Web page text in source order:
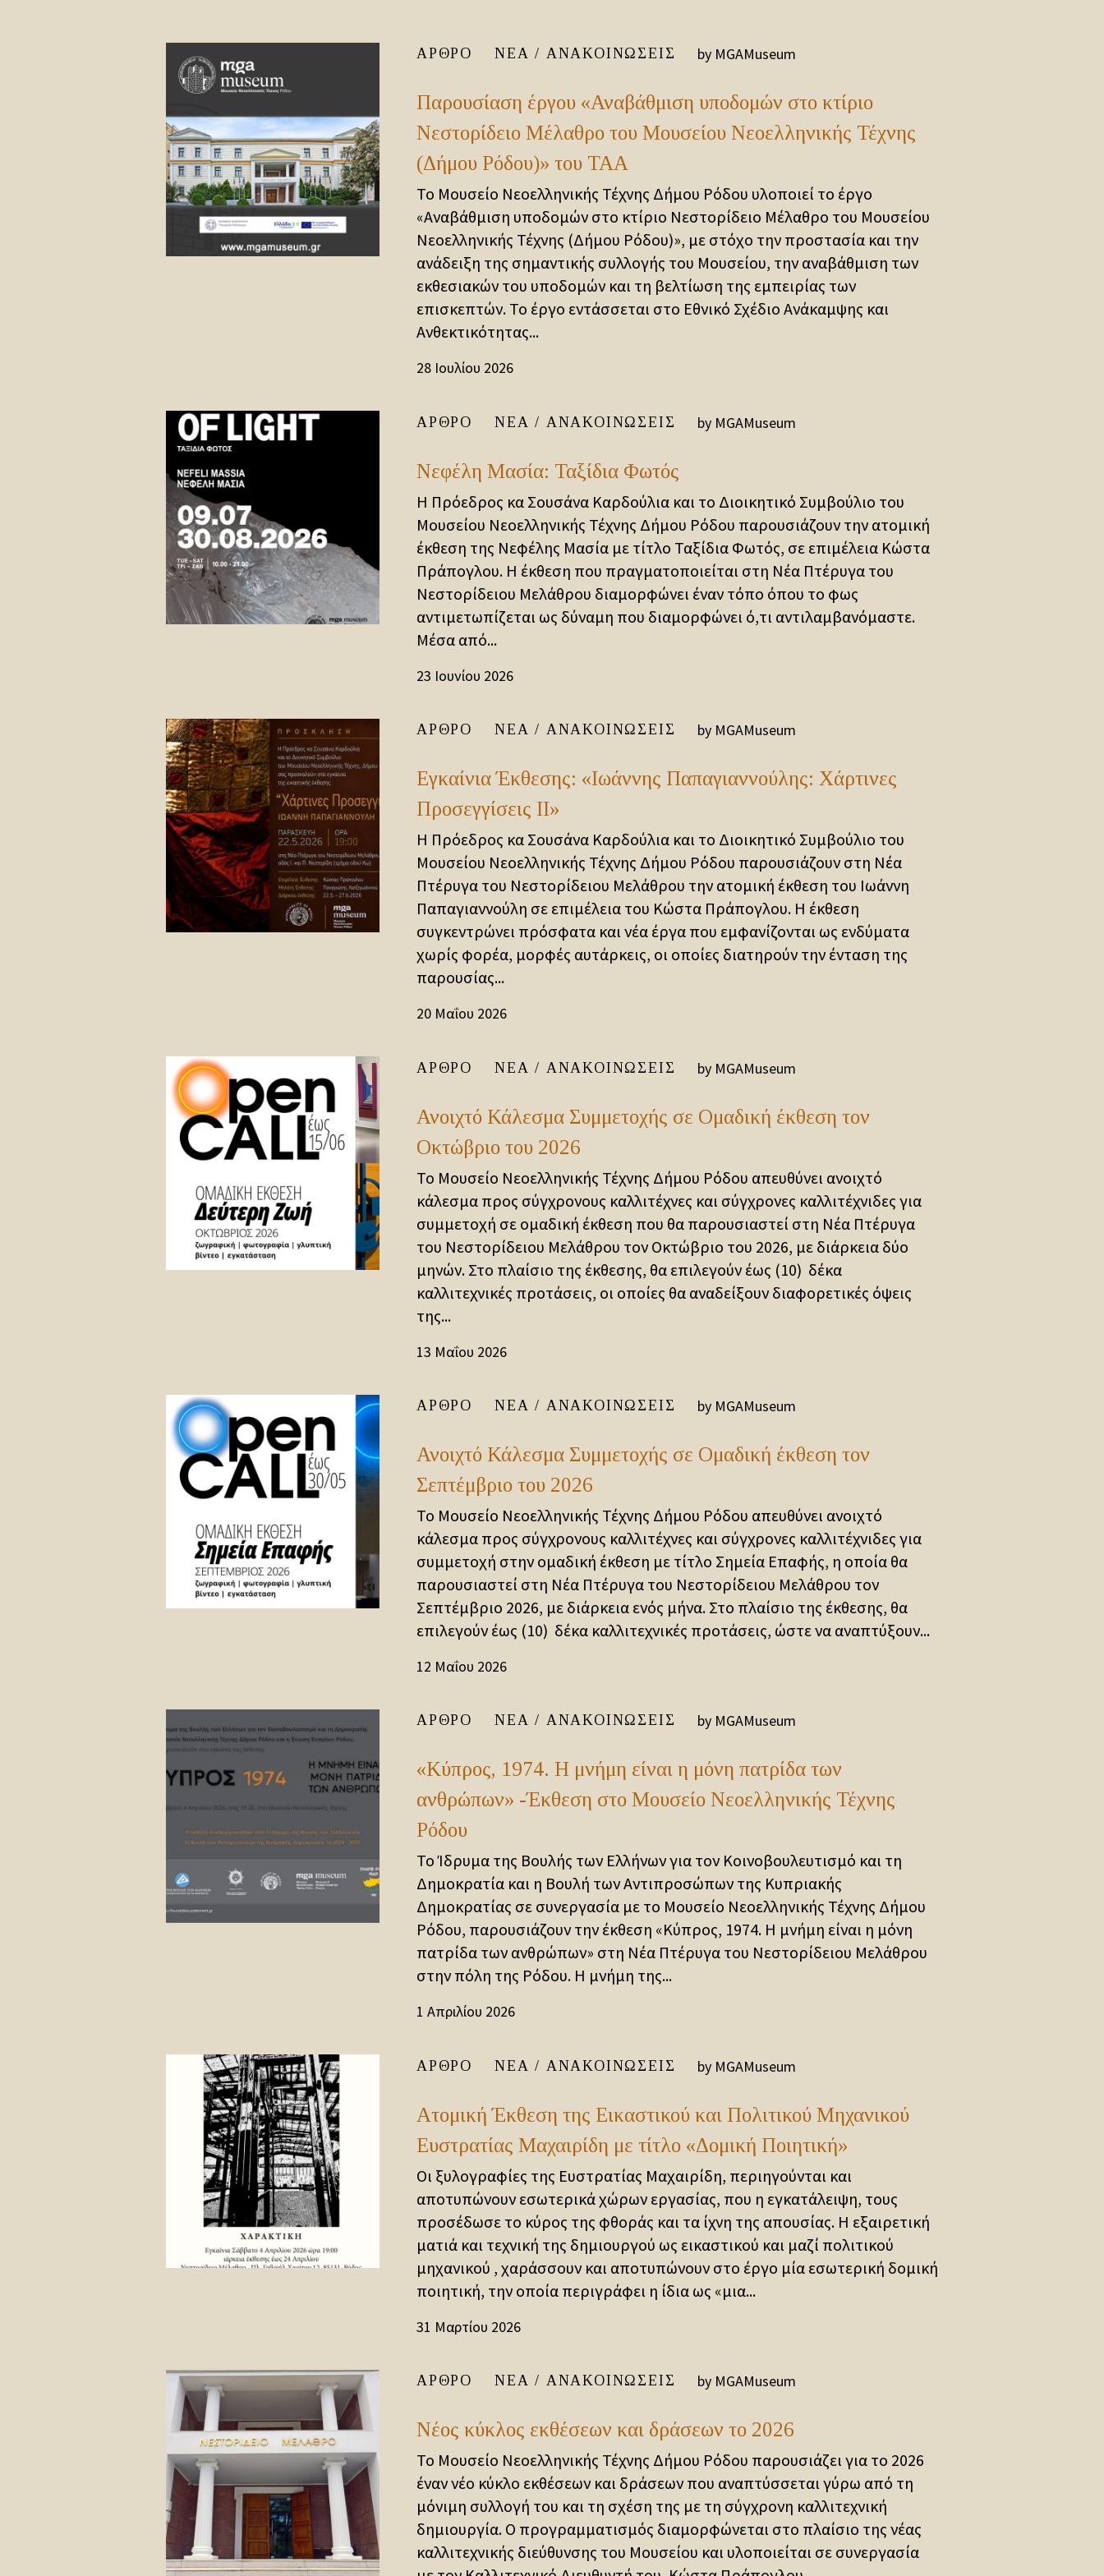
ΆΡΘΡΟ ΝΈΑ / ΑΝΑΚΟΙΝΏΣΕΙΣ by MGAMuseum
Παρουσίαση έργου «Αναβάθμιση υποδομών στο κτίριο
Νεστορίδειο Μέλαθρο του Μουσείου Νεοελληνικής Τέχνης
(Δήμου Ρόδου)» του ΤΑΑ
Το Μουσείο Νεοελληνικής Τέχνης Δήμου Ρόδου υλοποιεί το έργο
«Αναβάθμιση υποδομών στο κτίριο Νεστορίδειο Μέλαθρο του Μουσείου
Νεοελληνικής Τέχνης (Δήμου Ρόδου)», με στόχο την προστασία και την
ανάδειξη της σημαντικής συλλογής του Μουσείου, την αναβάθμιση των
εκθεσιακών του υποδομών και τη βελτίωση της εμπειρίας των
επισκεπτών. Το έργο εντάσσεται στο Εθνικό Σχέδιο Ανάκαμψης και
Ανθεκτικότητας...
28 Ιουλίου 2026
ΆΡΘΡΟ ΝΈΑ / ΑΝΑΚΟΙΝΏΣΕΙΣ by MGAMuseum
Νεφέλη Μασία: Ταξίδια Φωτός
Η Πρόεδρος κα Σουσάνα Καρδούλια και το Διοικητικό Συμβούλιο του
Μουσείου Νεοελληνικής Τέχνης Δήμου Ρόδου παρουσιάζουν την ατομική
έκθεση της Νεφέλης Μασία με τίτλο Ταξίδια Φωτός, σε επιμέλεια Κώστα
Πράπογλου. Η έκθεση που πραγματοποιείται στη Νέα Πτέρυγα του
Νεστορίδειου Μελάθρου διαμορφώνει έναν τόπο όπου το φως
αντιμετωπίζεται ως δύναμη που διαμορφώνει ό,τι αντιλαμβανόμαστε.
Μέσα από...
23 Ιουνίου 2026
ΆΡΘΡΟ ΝΈΑ / ΑΝΑΚΟΙΝΏΣΕΙΣ by MGAMuseum
Εγκαίνια Έκθεσης: «Ιωάννης Παπαγιαννούλης: Χάρτινες
Προσεγγίσεις ΙΙ»
Η Πρόεδρος κα Σουσάνα Καρδούλια και το Διοικητικό Συμβούλιο του
Μουσείου Νεοελληνικής Τέχνης Δήμου Ρόδου παρουσιάζουν στη Νέα
Πτέρυγα του Νεστορίδειου Μελάθρου την ατομική έκθεση του Ιωάννη
Παπαγιαννούλη σε επιμέλεια του Κώστα Πράπογλου. Η έκθεση
συγκεντρώνει πρόσφατα και νέα έργα που εμφανίζονται ως ενδύματα
χωρίς φορέα, μορφές αυτάρκεις, οι οποίες διατηρούν την ένταση της
παρουσίας...
20 Μαΐου 2026
ΆΡΘΡΟ ΝΈΑ / ΑΝΑΚΟΙΝΏΣΕΙΣ by MGAMuseum
Ανοιχτό Κάλεσμα Συμμετοχής σε Ομαδική έκθεση τον
Οκτώβριο του 2026
Το Μουσείο Νεοελληνικής Τέχνης Δήμου Ρόδου απευθύνει ανοιχτό
κάλεσμα προς σύγχρονους καλλιτέχνες και σύγχρονες καλλιτέχνιδες για
συμμετοχή σε ομαδική έκθεση που θα παρουσιαστεί στη Νέα Πτέρυγα
του Νεστορίδειου Μελάθρου τον Οκτώβριο του 2026, με διάρκεια δύο
μηνών. Στο πλαίσιο της έκθεσης, θα επιλεγούν έως (10) δέκα
καλλιτεχνικές προτάσεις, οι οποίες θα αναδείξουν διαφορετικές όψεις
της...
13 Μαΐου 2026
ΆΡΘΡΟ ΝΈΑ / ΑΝΑΚΟΙΝΏΣΕΙΣ by MGAMuseum
Ανοιχτό Κάλεσμα Συμμετοχής σε Ομαδική έκθεση τον
Σεπτέμβριο του 2026
Το Μουσείο Νεοελληνικής Τέχνης Δήμου Ρόδου απευθύνει ανοιχτό
κάλεσμα προς σύγχρονους καλλιτέχνες και σύγχρονες καλλιτέχνιδες για
συμμετοχή στην ομαδική έκθεση με τίτλο Σημεία Επαφής, η οποία θα
παρουσιαστεί στη Νέα Πτέρυγα του Νεστορίδειου Μελάθρου τον
Σεπτέμβριο 2026, με διάρκεια ενός μήνα. Στο πλαίσιο της έκθεσης, θα
επιλεγούν έως (10) δέκα καλλιτεχνικές προτάσεις, ώστε να αναπτύξουν...
12 Μαΐου 2026
ΆΡΘΡΟ ΝΈΑ / ΑΝΑΚΟΙΝΏΣΕΙΣ by MGAMuseum
«Κύπρος, 1974. Η μνήμη είναι η μόνη πατρίδα των
ανθρώπων» -Έκθεση στο Μουσείο Νεοελληνικής Τέχνης
Ρόδου
Το Ίδρυμα της Βουλής των Ελλήνων για τον Κοινοβουλευτισμό και τη
Δημοκρατία και η Βουλή των Αντιπροσώπων της Κυπριακής
Δημοκρατίας σε συνεργασία με το Μουσείο Νεοελληνικής Τέχνης Δήμου
Ρόδου, παρουσιάζουν την έκθεση «Κύπρος, 1974. Η μνήμη είναι η μόνη
πατρίδα των ανθρώπων» στη Νέα Πτέρυγα του Νεστορίδειου Μελάθρου
στην πόλη της Ρόδου. Η μνήμη της...
1 Απριλίου 2026
ΆΡΘΡΟ ΝΈΑ / ΑΝΑΚΟΙΝΏΣΕΙΣ by MGAMuseum
Ατομική Έκθεση της Εικαστικού και Πολιτικού Μηχανικού
Ευστρατίας Μαχαιρίδη με τίτλο «Δομική Ποιητική»
Οι ξυλογραφίες της Ευστρατίας Μαχαιρίδη, περιηγούνται και
αποτυπώνουν εσωτερικά χώρων εργασίας, που η εγκατάλειψη, τους
προσέδωσε το κύρος της φθοράς και τα ίχνη της απουσίας. Η εξαιρετική
ματιά και τεχνική της δημιουργού ως εικαστικού και μαζί πολιτικού
μηχανικού , χαράσσουν και αποτυπώνουν στο έργο μία εσωτερική δομική
ποιητική, την οποία περιγράφει η ίδια ως «μια...
31 Μαρτίου 2026
ΆΡΘΡΟ ΝΈΑ / ΑΝΑΚΟΙΝΏΣΕΙΣ by MGAMuseum
Νέος κύκλος εκθέσεων και δράσεων το 2026
Το Μουσείο Νεοελληνικής Τέχνης Δήμου Ρόδου παρουσιάζει για το 2026
έναν νέο κύκλο εκθέσεων και δράσεων που αναπτύσσεται γύρω από τη
μόνιμη συλλογή του και τη σχέση της με τη σύγχρονη καλλιτεχνική
δημιουργία. Ο προγραμματισμός διαμορφώνεται στο πλαίσιο της νέας
καλλιτεχνικής διεύθυνσης του Μουσείου και υλοποιείται σε συνεργασία